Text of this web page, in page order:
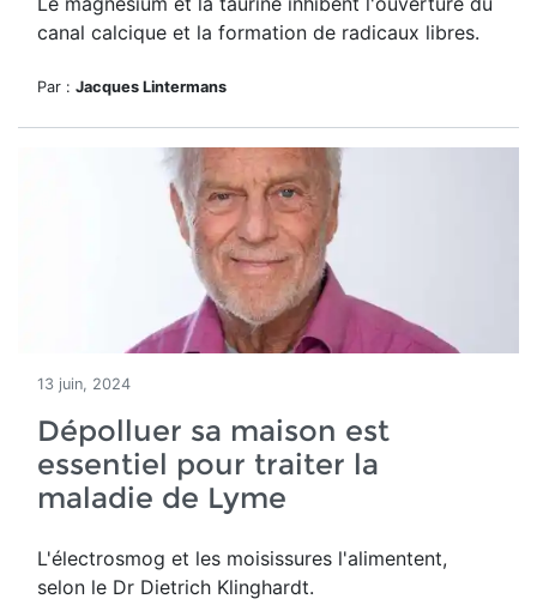
canal calcique et la formation de radicaux libres.
Par : Jacques Lintermans
13 juin, 2024
Dépolluer sa maison est
essentiel pour traiter la
maladie de Lyme
L'électrosmog et les moisissures l'alimentent,
selon le Dr Dietrich Klinghardt.